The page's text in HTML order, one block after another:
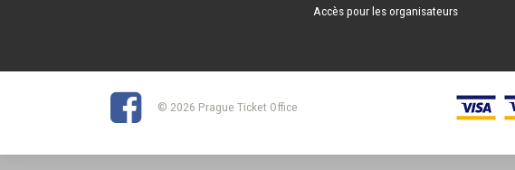
Accès pour les organisateurs
© 2026 Prague Ticket Office